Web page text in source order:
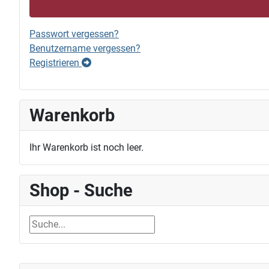
Passwort vergessen?
Benutzername vergessen?
Registrieren
Warenkorb
Ihr Warenkorb ist noch leer.
Shop - Suche